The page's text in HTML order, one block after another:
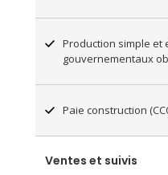
Production simple et
gouvernementaux
Paie construction
Ventes et suivis